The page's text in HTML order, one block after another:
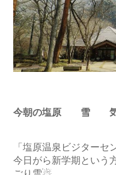
今朝の塩原 雪
「塩原温泉ビジターセ
今日がら新学期という